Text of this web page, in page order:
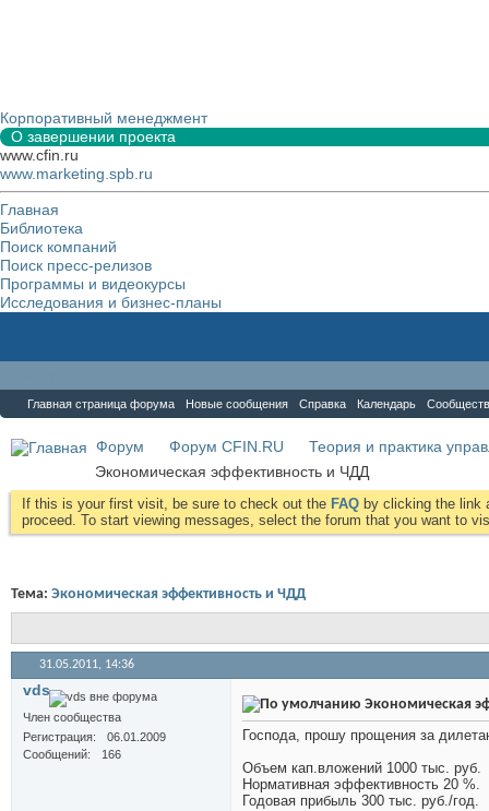
Корпоративный менеджмент
О завершении проекта
www.cfin.ru
www.marketing.spb.ru
Главная
Библиотека
Поиск компаний
Поиск пресс-релизов
Программы и видеокурсы
Исследования и бизнес-планы
Главная страница форума Новые сообщения Справка Календарь
Форум Форум CFIN.RU
Теория и практика
Экономическая эффективность и ЧДД
If this is your first visit, be sure to check out the FAQ by clicking the link
proceed. To start viewing messages, select the forum that you want to
Тема: Экономическая эффективность и ЧДД
31.05.2011, 14:36
vds
Член сообщества
Регистрация
06.01.2009
Сообщений
166
Экономическая
Господа, прошу прощения за
Объем кап.вложений 1000 тыс. руб.
Нормативная эффективность 20 %.
Годовая прибыль 300 тыс. руб./год.